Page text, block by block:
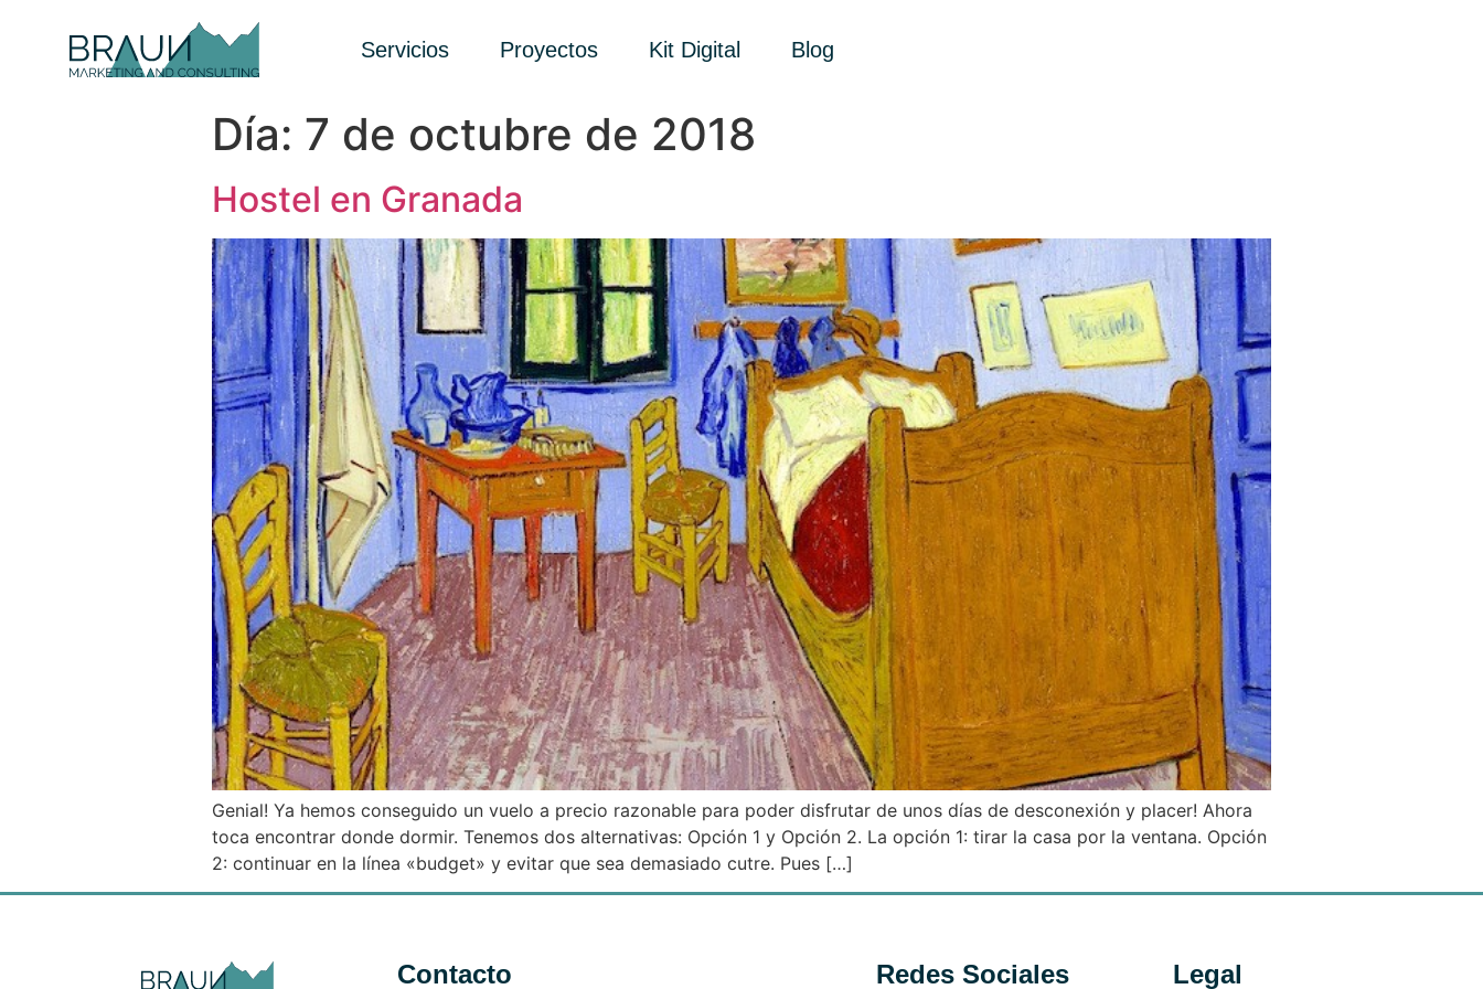
Servicios Proyectos Kit Digital Blog
Día: 7 de octubre de 2018
Hostel en Granada
Genial! Ya hemos conseguido un vuelo a precio razonable para poder disfrutar de unos días de desconexión y placer! Ahora
toca encontrar donde dormir. Tenemos dos alternativas: Opción 1 y Opción 2. La opción 1: tirar la casa por la ventana. Opción
2: continuar en la línea «budget» y evitar que sea demasiado cutre. Pues […]
Contacto Redes Sociales Legal